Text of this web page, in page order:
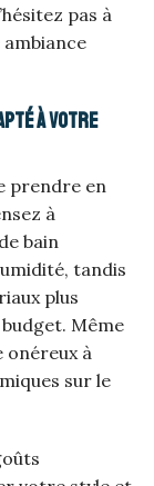
pas à
à votre
prendre en
à
bain
tandis
plus
Même
à
sur le